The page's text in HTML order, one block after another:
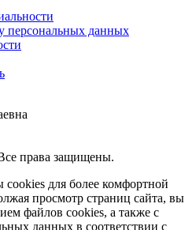
персональных данных
права защищены.
cookies для более комфортной
просмотр страниц сайта, вы
файлов cookies, а также с
данных в соответствии с